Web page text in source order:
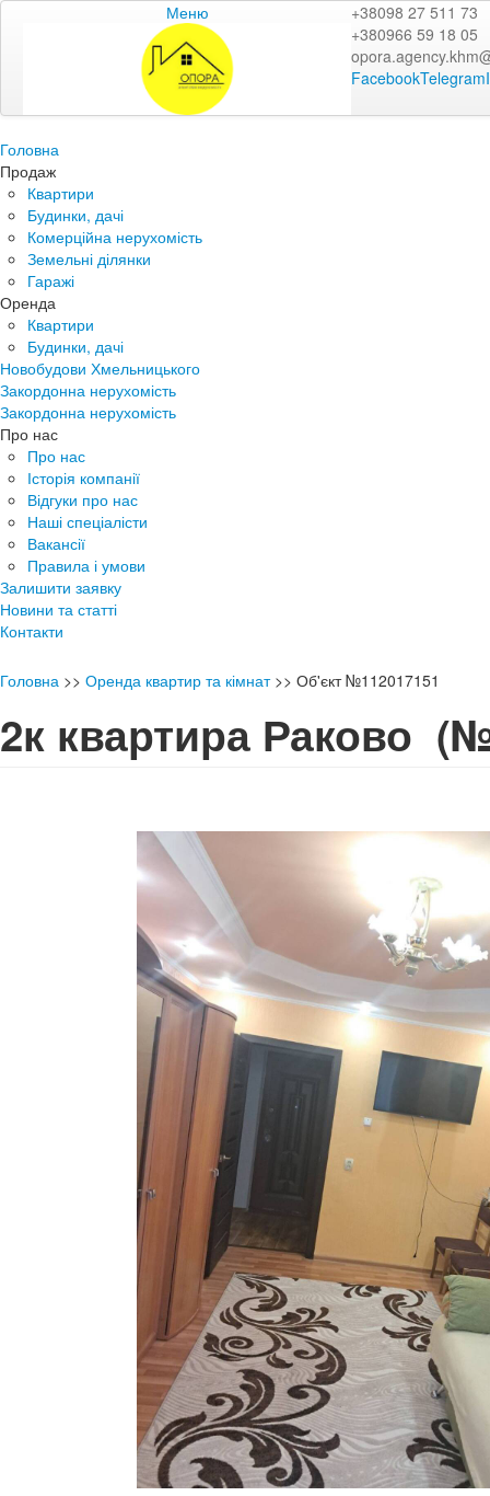
Меню
+38098 27 511 73
+380966 59 18 05
FacebookTelegram
Головна
Продаж
Квартири
Будинки, дачі
Комерційна нерухомість
Земельні ділянки
Гаражі
Оренда
Квартири
Будинки, дачі
Новобудови Хмельницького
Закордонна нерухомість
Закордонна нерухомість
Про нас
Про нас
Історія компанії
Відгуки про нас
Наші спеціалісти
Вакансії
Правила і умови
Залишити заявку
Новини та статті
Контакти
Головна >> Оренда квартир та кімнат>> Об'єкт №112017151
2к квартира Раково (№